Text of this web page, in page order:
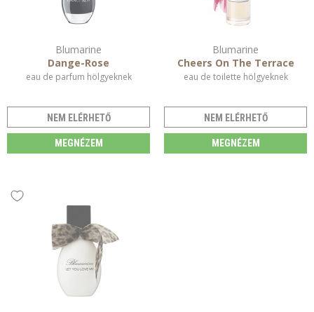
Blumarine
Dange-Rose
eau de parfum hölgyeknek
NEM ELÉRHETŐ
MEGNÉZEM
Blumarine
Cheers On The Terrace
eau de toilette hölgyeknek
NEM ELÉRHETŐ
MEGNÉZEM